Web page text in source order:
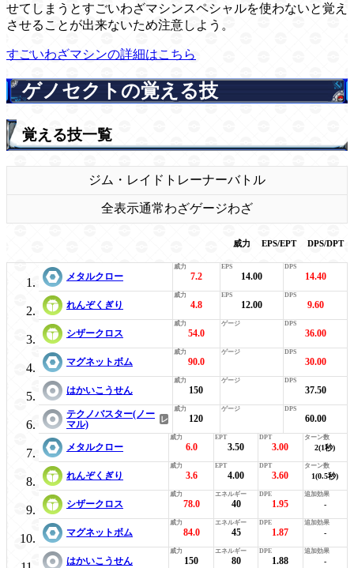
せてしまうとすごいわざマシンスペシャルを使わないと覚え
させることが出来ないため注意しよう。
すごいわざマシンの詳細はこちら
ゲノセクトの覚える技
覚える技一覧
ジム・レイド トレーナーバトル
全表示通常わざゲージわざ
威力 EPS/EPT DPS/DPT
メタルクロー 7.2 14.00 14.40
れんぞくぎり 4.8 12.00 9.60
シザークロス 54.0 36.00
マグネットボム 90.0 30.00
はかいこうせん 150 37.50
テクノバスター(ノー
マル)
120 60.00
メタルクロー 6.0 3.50 3.00 2(1秒)
れんぞくぎり 3.6 4.00 3.60 1(0.5秒)
シザークロス 78.0 40 1.95 -
マグネットボム 84.0 45 1.87 -
はかいこうせん 150 80 1.88 -